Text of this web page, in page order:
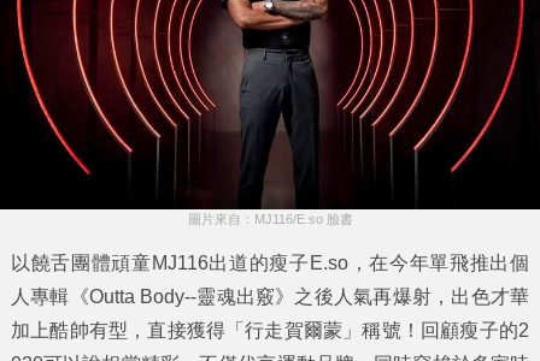
圖片來自：MJ116/E.so 臉書
以饒舌團體頑童MJ116出道的瘦子E.so，在今年單飛推出個
人專輯《Outta Body--靈魂出竅》之後人氣再爆射，出色才華
加上酷帥有型，直接獲得「行走賀爾蒙」稱號！回顧瘦子的2